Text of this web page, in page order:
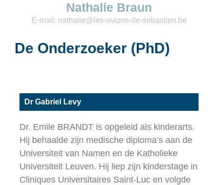
Nathalie Braun
E-mail: nathalie@les-avions-de-sebastien.be
De Onderzoeker (PhD)
Dr Gabriel Levy
Dr. Emile BRANDT is opgeleid als kinderarts.
Hij behaalde zijn medische diploma’s aan de
Universiteit van Namen en de Katholieke
Universiteit Leuven. Hij liep zijn kinderstage in
Cliniques Universitaires Saint-Luc en volgde